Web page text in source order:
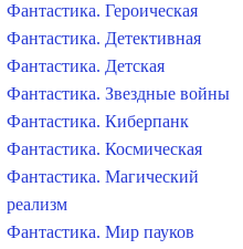
Фантастика. Героическая
Фантастика. Детективная
Фантастика. Детская
Фантастика. Звездные войны
Фантастика. Киберпанк
Фантастика. Космическая
Фантастика. Магический
реализм
Фантастика. Мир пауков